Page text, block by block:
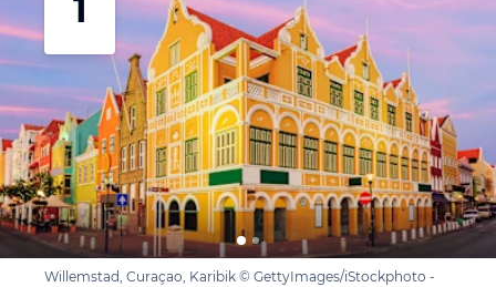
1
Willemstad, Curaçao, Karibik © GettyImages/iStockphoto -